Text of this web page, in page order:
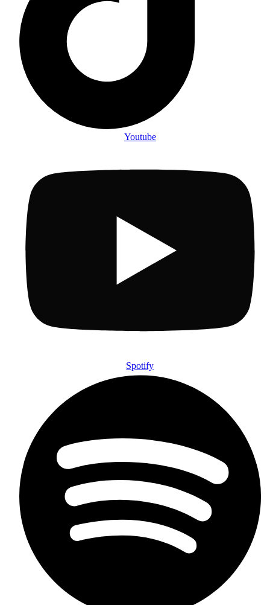
Youtube
Spotify